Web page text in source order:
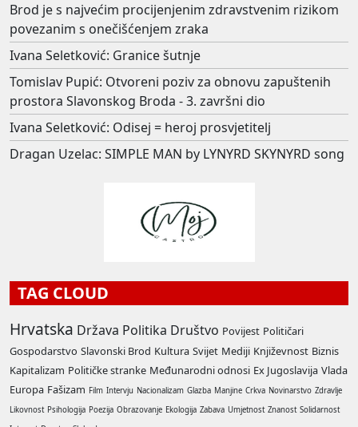
Brod je s najvećim procijenjenim zdravstvenim rizikom
povezanim s onečišćenjem zraka
Ivana Seletković: Granice šutnje
Tomislav Pupić: Otvoreni poziv za obnovu zapuštenih
prostora Slavonskog Broda - 3. završni dio
Ivana Seletković: Odisej = heroj prosvjetitelj
Dragan Uzelac: SIMPLE MAN by LYNYRD SKYNYRD song
TAG CLOUD
Hrvatska Država Politika Društvo Povijest Političari
Gospodarstvo Slavonski Brod Kultura Svijet Mediji Književnost Biznis
Kapitalizam Političke stranke Međunarodni odnosi Ex Jugoslavija Vlada
Europa Fašizam Film Intervju Nacionalizam Glazba Manjine Crkva Novinarstvo Zdravlje
Likovnost Psihologija Poezija Obrazovanje Ekologija Zabava Umjetnost Znanost Solidarnost